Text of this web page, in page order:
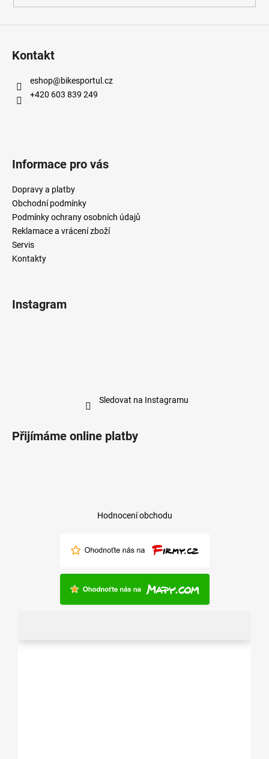
Kontakt
eshop@bikesportul.cz
+420 603 839 249
Informace pro vás
Dopravy a platby
Obchodní podmínky
Podmínky ochrany osobních údajů
Reklamace a vrácení zboží
Servis
Kontakty
Instagram
Sledovat na Instagramu
Přijímáme online platby
Hodnocení obchodu